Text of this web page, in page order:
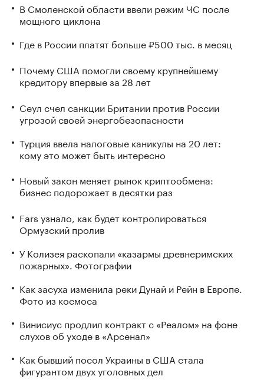
В Смоленской области ввели режим ЧС после
мощного циклона
Где в России платят больше ₽500 тыс. в месяц
Почему США помогли своему крупнейшему
кредитору впервые за 28 лет
Сеул счел санкции Британии против России
угрозой своей энергобезопасности
Турция ввела налоговые каникулы на 20 лет:
кому это может быть интересно
Новый закон меняет рынок криптообмена:
бизнес подорожает в десятки раз
Fars узнало, как будет контролироваться
Ормузский пролив
У Колизея раскопали «казармы древнеримских
пожарных». Фотографии
Как засуха изменила реки Дунай и Рейн в Европе.
Фото из космоса
Винисиус продлил контракт с «Реалом» на фоне
слухов об уходе в «Арсенал»
Как бывший посол Украины в США стала
фигурантом двух уголовных дел